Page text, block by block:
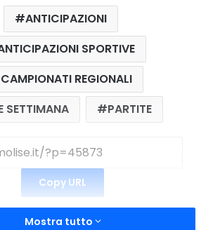
ANTICIPAZIONI
SPORTIVE
CAMPIONATI REGIONALI
SETTIMANA
PARTITE
Copy URL
Mostra tutto